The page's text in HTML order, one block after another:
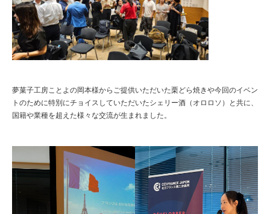
夢菓子工房ことよの岡本様からご提供いただいた栗どら焼きや今回のイベン
トのために特別にチョイスしていただいたシェリー酒（オロロソ）と共に、
国籍や業種を超えた様々な交流が生まれました。